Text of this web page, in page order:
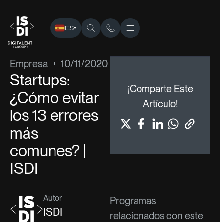
ES▾
ISDI› ›Empresa› Startups: ¿Cómo evitar los 13
Empresa 10/11/2020
Startups:
¿Cómo evitar
los 13 errores
más
comunes? |
ISDI
Autor
ISDI
¡Comparte Este
Artículo!
Programas
relacionados con este